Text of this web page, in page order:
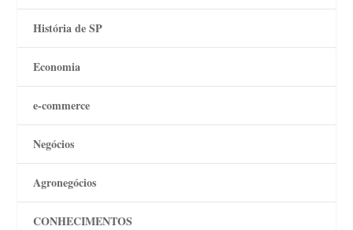
História de SP
Economia
e-commerce
Negócios
Agronegócios
CONHECIMENTOS